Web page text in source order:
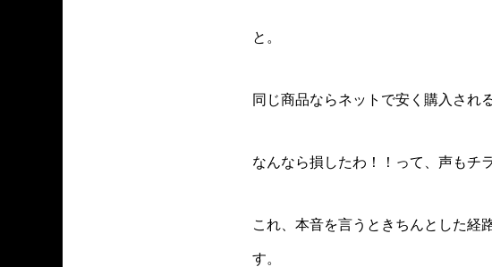
と。
同じ商品ならネットで安く購入され
なんなら損したわ！！って、声もチ
これ、本音を言うときちんとした経
す。